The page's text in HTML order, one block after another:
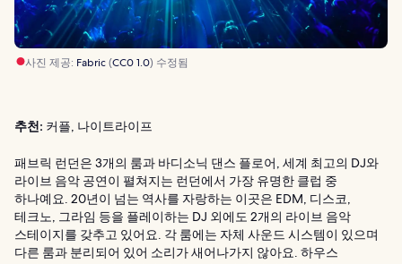
사진 제공: Fabric(CC0 1.0) 수정됨
추천: 커플, 나이트라이프
패브릭 런던은 3개의 룸과 바디소닉 댄스 플로어, 세계 최고의 DJ와
라이브 음악 공연이 펼쳐지는 런던에서 가장 유명한 클럽 중
하나예요. 20년이 넘는 역사를 자랑하는 이곳은 EDM, 디스코,
테크노, 그라임 등을 플레이하는 DJ 외에도 2개의 라이브 음악
스테이지를 갖추고 있어요. 각 룸에는 자체 사운드 시스템이 있으며
다른 룸과 분리되어 있어 소리가 새어나가지 않아요. 하우스